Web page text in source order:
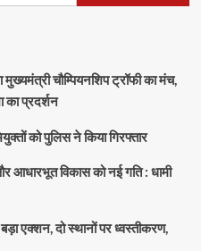
चौम्पियनशिप ट्रॉफी का मंच,
का प्रदर्शन
को पुलिस ने किया गिरफ्तार
आधारभूत विकास को नई गति : धामी
एक्शन, दो स्थानों पर ध्वस्तीकरण,